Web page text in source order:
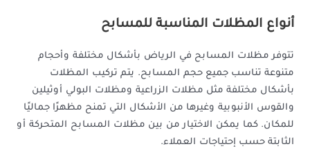
أنواع المظلات المناسبة للمسابح
تتوفر مظلات المسابح في الرياض بأشكال مختلفة وأحجام
متنوعة تناسب جميع حجم المسابح. يتم تركيب المظلات
بأشكال مختلفة مثل مظلات الزراعية ومظلات البولي أوثيلين
والقوس الأنبوبية وغيرها من الأشكال التي تمنح مظهرًا جماليًا
للمكان. كما يمكن الاختيار من بين مظلات المسابح المتحركة أو
الثابتة حسب إحتياجات العملاء.